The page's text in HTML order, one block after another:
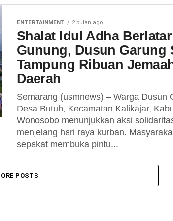
ENTERTAINMENT 2 bulan ago
Shalat Idul Adha Berlatar
Gunung, Dusun Garung
Tampung Ribuan
Daerah
Semarang (usmnews) – Warga Dusun
Desa Butuh, Kecamatan Kalikajar,
Wonosobo menunjukkan aksi
menjelang hari raya kurban.
sepakat membuka pintu...
POSTS